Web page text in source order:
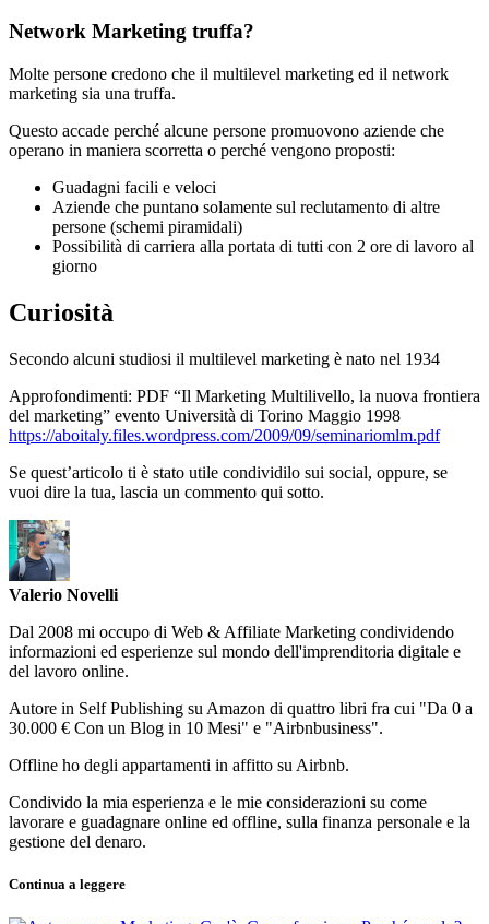
Network Marketing truffa?
Molte persone credono che il multilevel marketing ed il network
marketing sia una truffa.
Questo accade perché alcune persone promuovono aziende che
operano in maniera scorretta o perché vengono proposti:
Guadagni facili e veloci
Aziende che puntano solamente sul reclutamento di altre
persone (schemi piramidali)
Possibilità di carriera alla portata di tutti con 2 ore di lavoro al
giorno
Curiosità
Secondo alcuni studiosi il multilevel marketing è nato nel 1934
Approfondimenti: PDF “Il Marketing Multilivello, la nuova frontiera
del marketing” evento Università di Torino Maggio 1998
https://aboitaly.files.wordpress.com/2009/09/seminariomlm.pdf
Se quest’articolo ti è stato utile condividilo sui social, oppure, se
vuoi dire la tua, lascia un commento qui sotto.
Valerio Novelli
Dal 2008 mi occupo di Web & Affiliate Marketing condividendo
informazioni ed esperienze sul mondo dell'imprenditoria digitale e
del lavoro online.
Autore in Self Publishing su Amazon di quattro libri fra cui "Da 0 a
30.000 € Con un Blog in 10 Mesi" e "Airbnbusiness".
Offline ho degli appartamenti in affitto su Airbnb.
Condivido la mia esperienza e le mie considerazioni su come
lavorare e guadagnare online ed offline, sulla finanza personale e la
gestione del denaro.
Continua a leggere